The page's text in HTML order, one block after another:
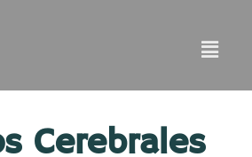
Cerebrales